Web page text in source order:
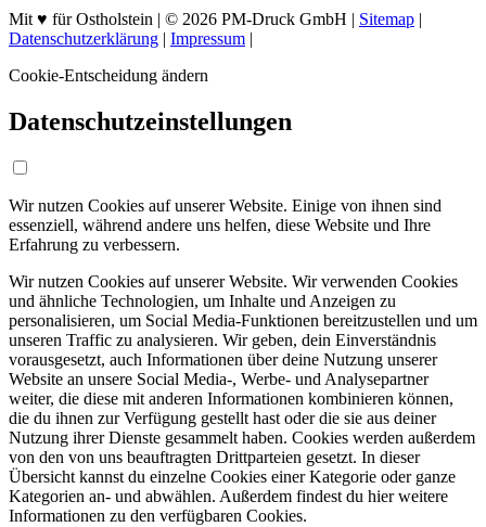
Mit ♥ für Ostholstein | © 2026 PM-Druck GmbH | Sitemap |
Datenschutzerklärung | Impressum |
Cookie-Entscheidung ändern
Datenschutzeinstellungen
Wir nutzen Cookies auf unserer Website. Einige von ihnen sind
essenziell, während andere uns helfen, diese Website und Ihre
Erfahrung zu verbessern.
Wir nutzen Cookies auf unserer Website. Wir verwenden Cookies
und ähnliche Technologien, um Inhalte und Anzeigen zu
personalisieren, um Social Media-Funktionen bereitzustellen und um
unseren Traffic zu analysieren. Wir geben, dein Einverständnis
vorausgesetzt, auch Informationen über deine Nutzung unserer
Website an unsere Social Media-, Werbe- und Analysepartner
weiter, die diese mit anderen Informationen kombinieren können,
die du ihnen zur Verfügung gestellt hast oder die sie aus deiner
Nutzung ihrer Dienste gesammelt haben. Cookies werden außerdem
von den von uns beauftragten Drittparteien gesetzt. In dieser
Übersicht kannst du einzelne Cookies einer Kategorie oder ganze
Kategorien an- und abwählen. Außerdem findest du hier weitere
Informationen zu den verfügbaren Cookies.